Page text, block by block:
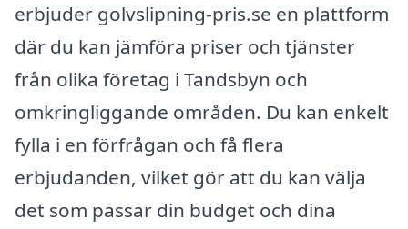
erbjuder golvslipning-pris.se en plattform
där du kan jämföra priser och tjänster
från olika företag i Tandsbyn och
omkringliggande områden. Du kan enkelt
fylla i en förfrågan och få flera
erbjudanden, vilket gör att du kan välja
det som passar din budget och dina